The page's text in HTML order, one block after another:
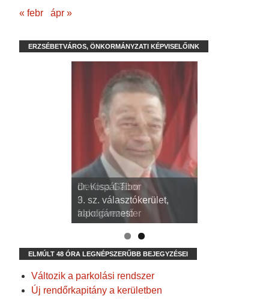
« febr ápr »
ERZSÉBETVÁROS, ÖNKORMÁNYZATI KÉPVISELŐINK
dr. Kispál Tibor
3. sz. választókerület,
alpolgármester
Devosa Gábor
9. sz. választókerület,
frakcióvezető
ELMÚLT 48 ÓRA LEGNÉPSZERŰBB BEJEGYZÉSEI
Változik a parkolási rendszer
Új rendőrkapitány a kerületben